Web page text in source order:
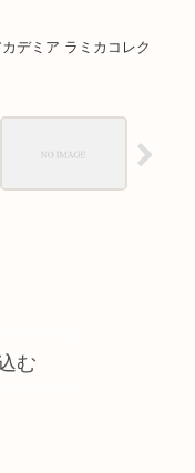
デミア ラミカコレク
む